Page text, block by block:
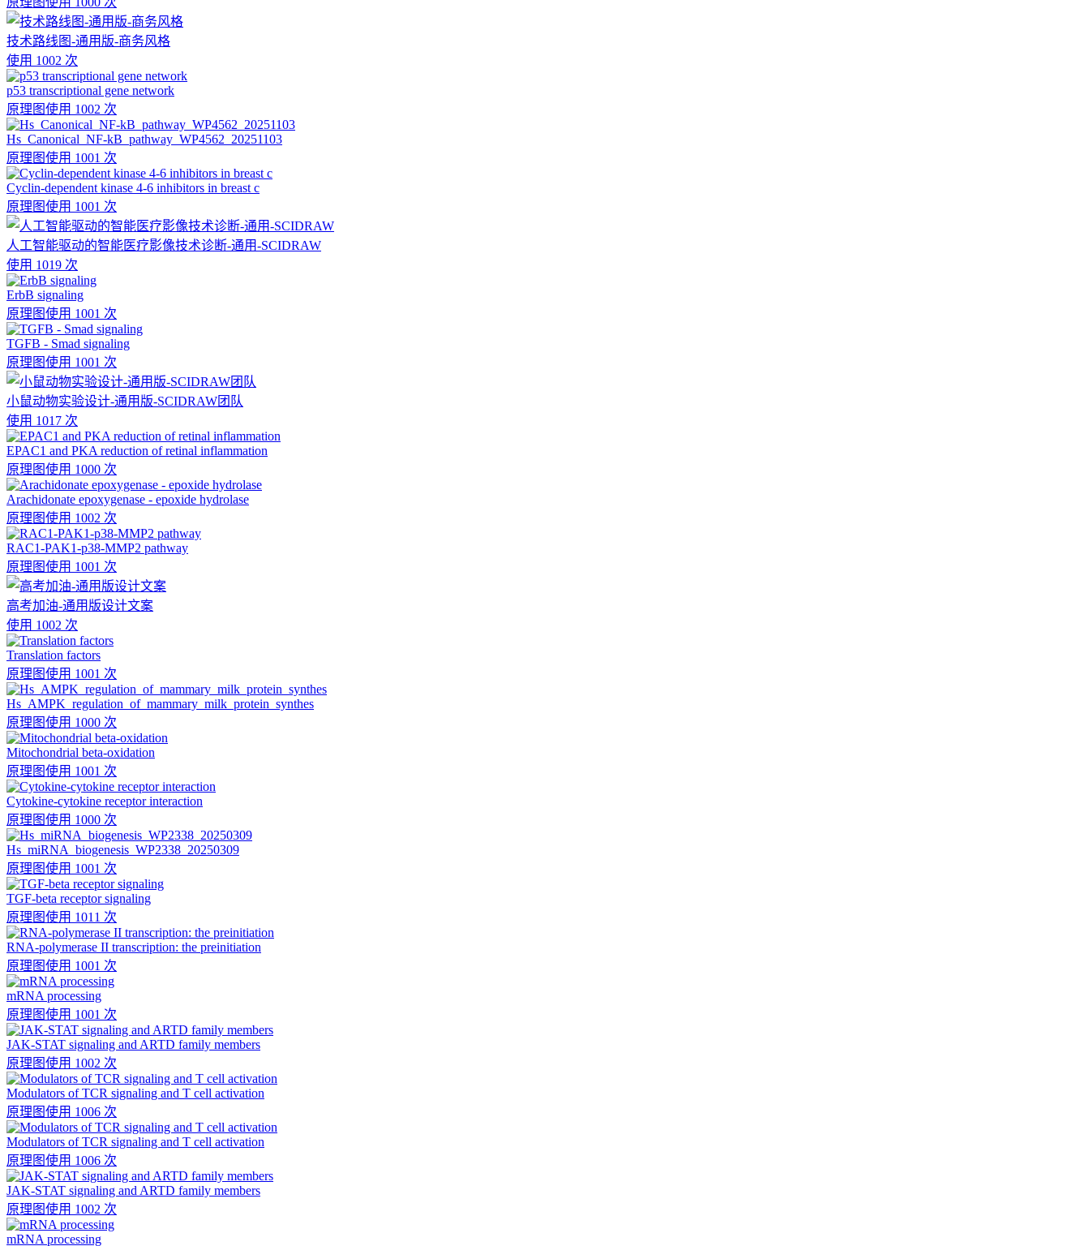
技术路线图-通用版-商务风格
使用 1002 次
p53 transcriptional gene network
原理图使用 1002 次
Hs_Canonical_NF-kB_pathway_WP4562_20251103
原理图使用 1001 次
Cyclin-dependent kinase 4-6 inhibitors in breast c
原理图使用 1001 次
人工智能驱动的智能医疗影像技术诊断-通用-SCIDRAW
使用 1019 次
ErbB signaling
原理图使用 1001 次
TGFB - Smad signaling
原理图使用 1001 次
小鼠动物实验设计-通用版-SCIDRAW团队
使用 1017 次
EPAC1 and PKA reduction of retinal inflammation
原理图使用 1000 次
Arachidonate epoxygenase - epoxide hydrolase
原理图使用 1002 次
RAC1-PAK1-p38-MMP2 pathway
原理图使用 1001 次
高考加油-通用版设计文案
使用 1002 次
Translation factors
原理图使用 1001 次
Hs_AMPK_regulation_of_mammary_milk_protein_synthes
原理图使用 1000 次
Mitochondrial beta-oxidation
原理图使用 1001 次
Cytokine-cytokine receptor interaction
原理图使用 1000 次
Hs_miRNA_biogenesis_WP2338_20250309
原理图使用 1001 次
TGF-beta receptor signaling
原理图使用 1011 次
RNA-polymerase II transcription: the preinitiation
原理图使用 1001 次
mRNA processing
原理图使用 1001 次
JAK-STAT signaling and ARTD family members
原理图使用 1002 次
Modulators of TCR signaling and T cell activation
原理图使用 1006 次
Modulators of TCR signaling and T cell activation
原理图使用 1006 次
JAK-STAT signaling and ARTD family members
原理图使用 1002 次
mRNA processing